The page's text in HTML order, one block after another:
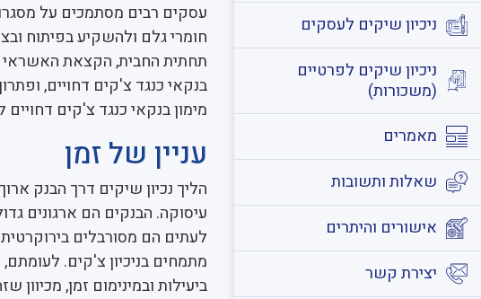
ניכיון שיקים לעסקים
ניכיון שיקים לפרטיים
(משכורות)
מאמרים
שאלות ותשובות
אישורים והיתרים
יצירת קשר
עסקים רבים מסתמכים על
חומרי גלם ולהשקיע בפיתוח
תחתית החבית, הקצאת האשראי
בנקאי כנגד צ'קים דחויים,
מימון בנקאי כנגד צ'קים
עניין של זמן
הליך נכיון שיקים דרך הבנק
עיסוקה. הבנקים הם ארגונים
לעתים הם מסורבלים
מתמחים בניכיון צ'קים.
ביעילות ובמינימום זמן, מכיוון